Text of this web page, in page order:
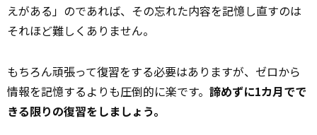
えがある」のであれば、その忘れた内容を記憶し直すのは
それほど難しくありません。
もちろん頑張って復習をする必要はありますが、ゼロから
情報を記憶するよりも圧倒的に楽です。 諦めずに1カ月でで
きる限りの復習をしましょう。